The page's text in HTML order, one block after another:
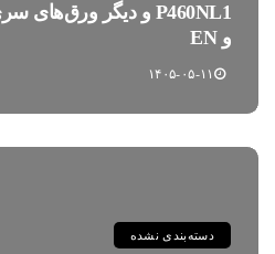
و EN
۱۴۰۵-۰۵-۱۱
دسته‌بندی نشده